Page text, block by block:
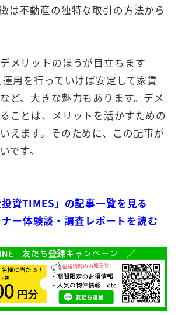
は不動産の独特な取引の方法から
メリットのほうが目立ちます
用を行っていけば安定して家賃
ど、大きな魅力もあります。デメ
ことは、メリットを活かすための
えます。そのために、この記事が
です。
投資TIMES」の記事一覧を見る
ー体験談・調査レポートを読む